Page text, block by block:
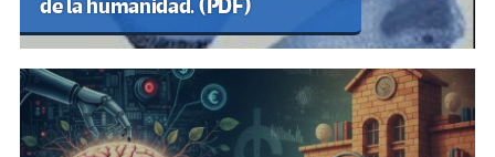
de la humanidad. (PDF)